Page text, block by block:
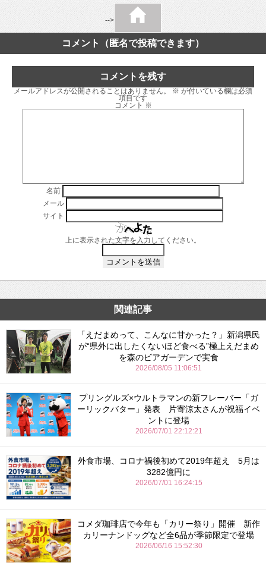
-->
コメント（匿名で投稿できます）
コメントを残す
メールアドレスが公開されることはありません。 ※ が付いている欄は必須
項目です
コメント ※
名前
メール
サイト
上に表示された文字を入力してください。
関連記事
「えだまめって、こんなに甘かった？」新潟県民
が“県外に出したくないほど食べる”極上えだまめ
を森のビアガーデンで実食
2026/08/05 11:06:51
プリングルズ×ウルトラマンの新フレーバー「ガ
ーリックバター」発表 片寄涼太さんが祝福イベ
ントに登場
2026/07/01 22:12:21
外食市場、コロナ禍後初めて2019年超え 5月は
3282億円に
2026/07/01 16:24:15
コメダ珈琲店で今年も「カリー祭り」開催 新作
カリーナンドッグなど全6品が季節限定で登場
2026/06/16 15:52:30